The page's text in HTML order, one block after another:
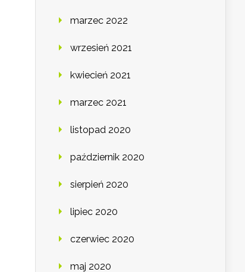
marzec 2022
wrzesień 2021
kwiecień 2021
marzec 2021
listopad 2020
październik 2020
sierpień 2020
lipiec 2020
czerwiec 2020
maj 2020